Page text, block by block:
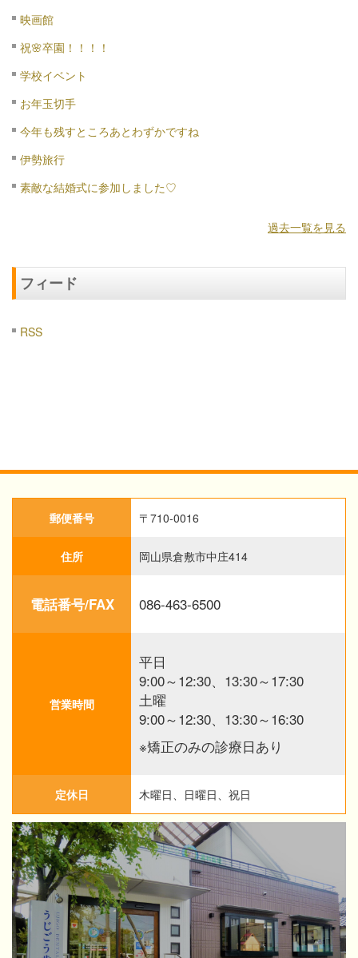
映画館
祝🌸卒園！！！！
学校イベント
お年玉切手
今年も残すところあとわずかですね
伊勢旅行
素敵な結婚式に参加しました♡
過去一覧を見る
フィード
RSS
郵便番号 〒710-0016
住所 岡山県倉敷市中庄414
電話番号/FAX 086-463-6500
営業時間
平日
9:00～12:30、13:30～17:30
土曜
9:00～12:30、13:30～16:30
※矯正のみの診療日あり
定休日 木曜日、日曜日、祝日